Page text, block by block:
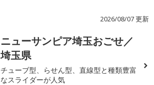
2026/08/07 更新
ニューサンピア埼玉おごせ／
埼玉県
チューブ型、らせん型、直線型と種類豊富
なスライダーが人気